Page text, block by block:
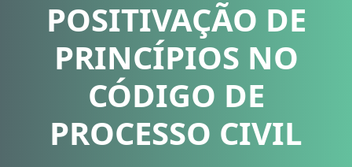
POSITIVAÇÃO DE
PRINCÍPIOS NO
CÓDIGO DE
PROCESSO CIVIL